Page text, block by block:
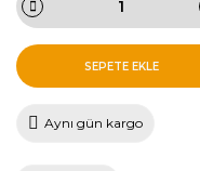
SEPETE EKLE
Aynı gün kargo